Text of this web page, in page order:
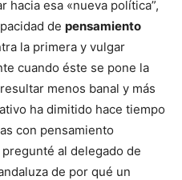
hacia esa «nueva política”,
de pensamiento
la primera y vulgar
cuando éste se pone la
menos banal y más
ha dimitido hace tiempo
con pensamiento
al delegado de
de por qué un